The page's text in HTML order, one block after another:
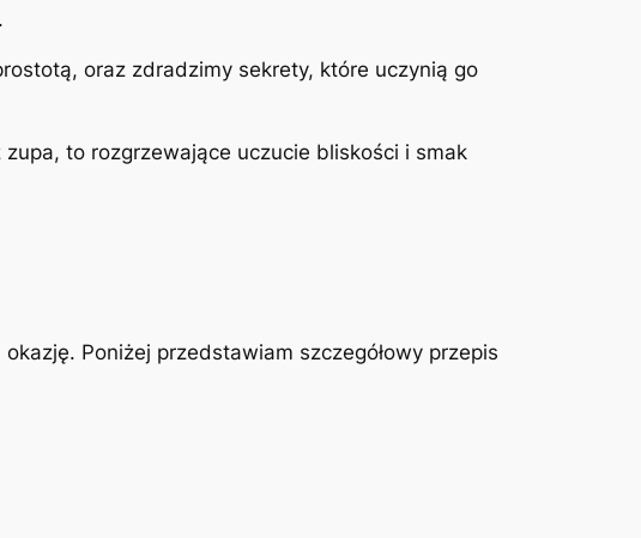
oraz zdradzimy sekrety, które uczynią go
to rozgrzewające uczucie bliskości i smak
Poniżej przedstawiam szczegółowy przepis